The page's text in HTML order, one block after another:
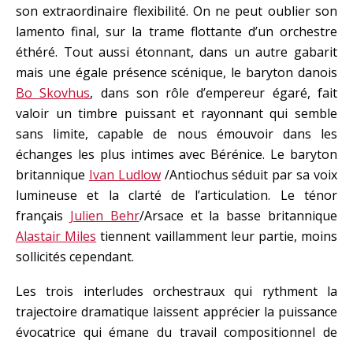
son extraordinaire flexibilité. On ne peut oublier son
lamento final, sur la trame flottante d’un orchestre
éthéré. Tout aussi étonnant, dans un autre gabarit
mais une égale présence scénique, le baryton danois
Bo Skovhus, dans son rôle d’empereur égaré, fait
valoir un timbre puissant et rayonnant qui semble
sans limite, capable de nous émouvoir dans les
échanges les plus intimes avec Bérénice. Le baryton
britannique Ivan Ludlow/Antiochus séduit par sa voix
lumineuse et la clarté de l’articulation. Le ténor
français Julien Behr/Arsace et la basse britannique
Alastair Miles tiennent vaillamment leur partie, moins
sollicités cependant.
Les trois interludes orchestraux qui rythment la
trajectoire dramatique laissent apprécier la puissance
évocatrice qui émane du travail compositionnel de